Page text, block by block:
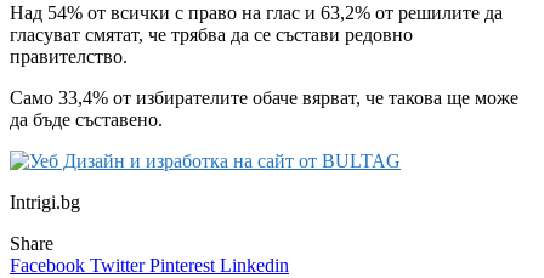
Над 54% от всички с право на глас и 63,2% от решилите да
гласуват смятат, че трябва да се състави редовно
правителство.
Само 33,4% от избирателите обаче вярват, че такова ще може
да бъде съставено.
Intrigi.bg
Share
Facebook TwitterPinterest Linkedin